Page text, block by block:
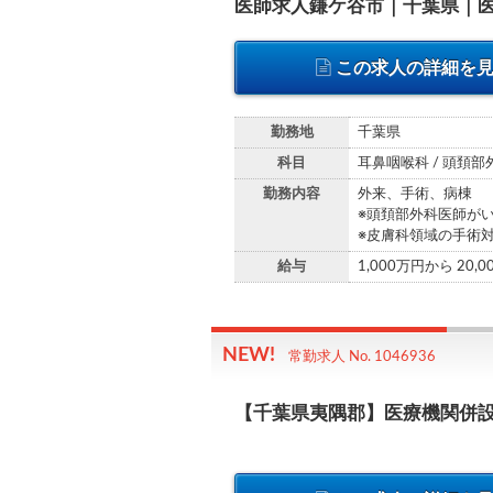
医師求人鎌ケ谷市｜千葉県｜
この求人の詳細を
勤務地 千葉県
科目 耳鼻咽喉科 / 頭頚部
勤務内容
外来、手術、病棟
※頭頚部外科医師が
※皮膚科領域の手術
給与 1,000万円から
常勤求人 No. 1046936
【千葉県夷隅郡】医療機関